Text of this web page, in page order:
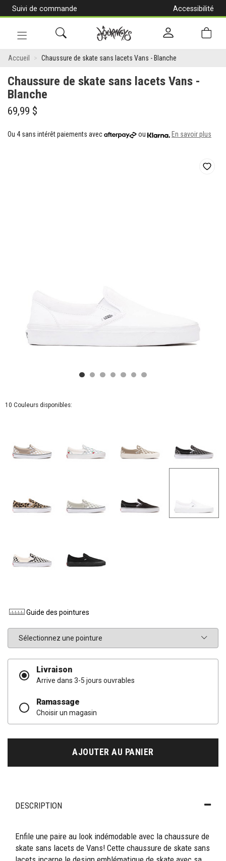
Suivi de commande
Accessibilité
en
Chaussure
de
skate
sans
lacets
Accueil Chaussure de skate sans lacets Vans - Blanche
Chaussure de skate sans lacets Vans -
Blanche
69,99 $
Ou 4 sans intérêt paiements avec ou En savoir plus
10 Couleurs disponibles:
Guide des pointures
Livraison
Arrive dans 3-5 jours ouvrables
Ramassage
Choisir un magasin
AJOUTER AU PANIER
DESCRIPTION
Enfile une paire au look indémodable avec la chaussure de
skate sans lacets de Vans! Cette chaussure de skate sans